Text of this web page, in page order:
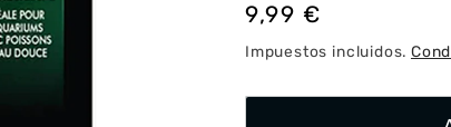
Precio
habitual
9,99 €
Impuestos incluidos.